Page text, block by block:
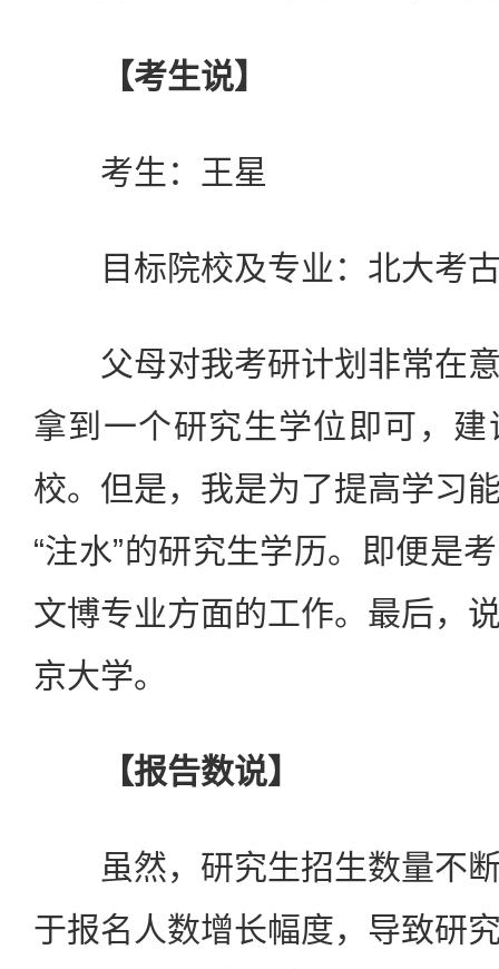
【考生说】
考生：王星
目标院校及专业：北大考古
父母对我考研计划非常在意
拿到一个研究生学位即可，
校。但是，我是为了提高学习
“注水”的研究生学历。即便是
文博专业方面的工作。最后，
京大学。
【报告数说】
虽然，研究生招生数量不断
于报名人数增长幅度，导致研